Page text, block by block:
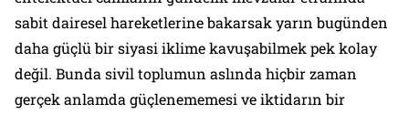
sabit dairesel hareketlerine bakarsak yarın bugünden
daha güçlü bir siyasi iklime kavuşabilmek pek kolay
değil. Bunda sivil toplumun aslında hiçbir zaman
gerçek anlamda güçlenememesi ve iktidarın bir